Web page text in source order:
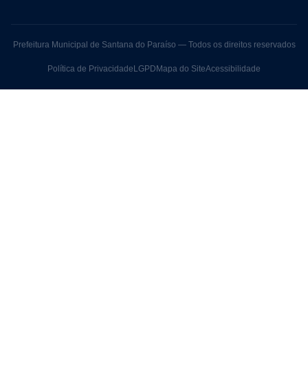
Prefeitura Municipal de Santana do Paraíso — Todos os direitos reservados
Política de Privacidade LGPD Mapa do SiteAcessibilidade